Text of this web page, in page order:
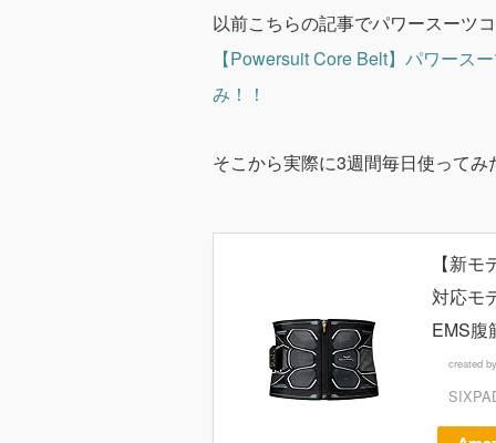
以前こちらの記事でパワースーツ
【Powersuit Core Belt】パワース
み！！
そこから実際に3週間毎日使って
【新
対応モ
EMS腹
created